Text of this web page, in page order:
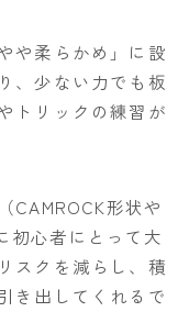
や柔らかめ」に設
、少ない力でも板
トリックの練習が
CAMROCK形状や
初心者にとって大
スクを減らし、積
き出してくれるで